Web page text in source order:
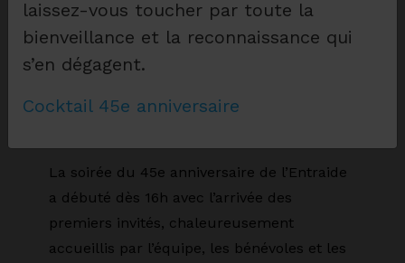
La soirée du 45e anniversaire de l’Entraide
a débuté dès 16h avec l’arrivée des
premiers invités, chaleureusement
accueillis par l’équipe, les bénévoles et les
laissez-vous toucher par toute la
bienveillance et la reconnaissance qui
s’en dégagent.
Cocktail 45e anniversaire